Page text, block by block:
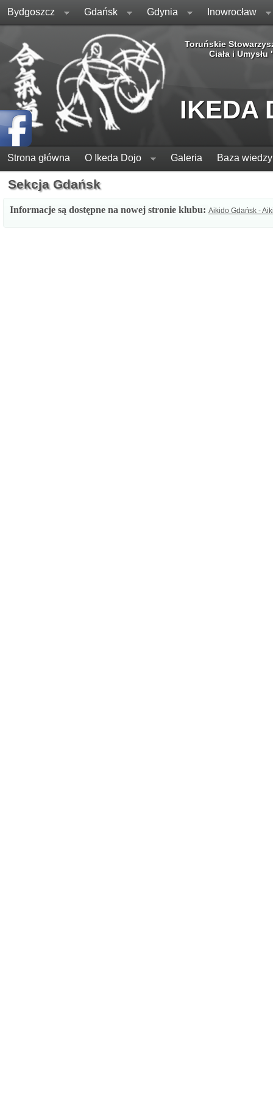
Bydgoszcz Gdańsk Gdynia Inowrocław
Toruńskie
Ciała i Umysłu
IKEDA
Strona główna O Ikeda Dojo Galeria Baza wiedzy
Sekcja Gdańsk
Informacje są dostępne na nowej stronie klubu: Aikido Gdańsk -